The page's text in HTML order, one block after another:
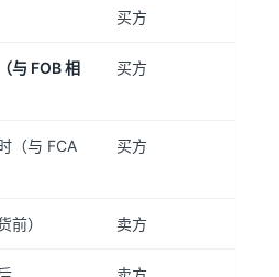
买方
（与 FOB 相
买方
（与 FCA
买方
前） 卖方